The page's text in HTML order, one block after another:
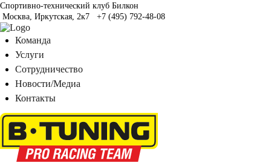
Спортивно-технический клуб Билкон
Москва, Иркутская, 2к7
+7 (495) 792-48-08
Команда
Услуги
Сотрудничество
Новости/Медиа
Контакты